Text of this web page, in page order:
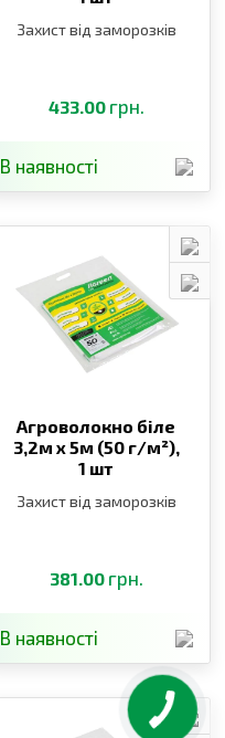
Захист від заморозків
433.00 грн.
В наявності
Агроволокно біле
3,2м х 5м (50 г/м²),
1 шт
Захист від заморозків
381.00 грн.
В наявності